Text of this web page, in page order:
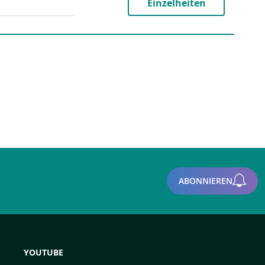
Einzelheiten
ABONNIEREN
YOUTUBE